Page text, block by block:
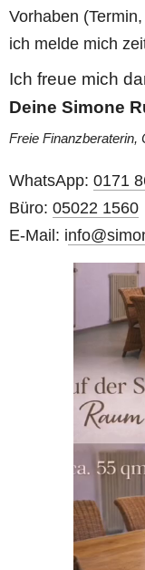
Vorhaben
ich melde mich
Ich freue mich
Deine Simone
Freie Finanzberaterin,
WhatsApp: 0171
Büro: 05022 1560
E-Mail: i